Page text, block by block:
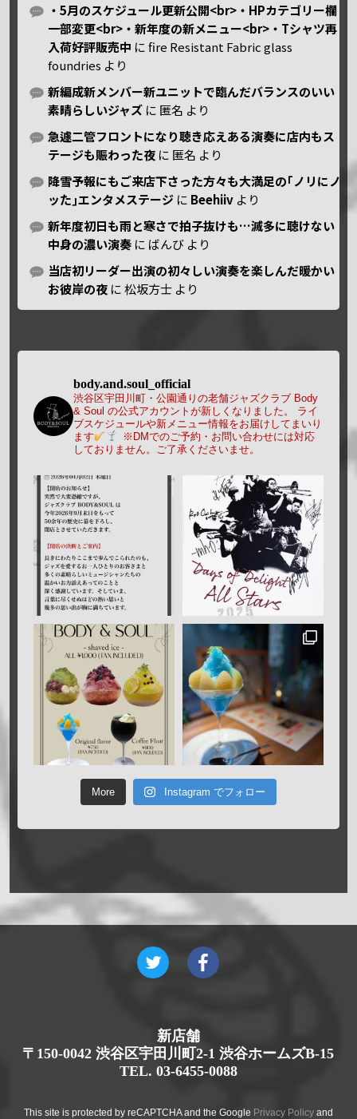
・5月のスケジュール更新公開<br>・HPカテゴリー欄
一部変更<br>・新年度の新メニュー<br>・Tシャツ再
入荷好評販売中 にfire Resistant Fabric glass
foundries より
新編成新メンバー新ユニットで臨んだバランスのいい
素晴らしいジャズ に 匿名 より
急遽二管フロントになり聴き応えある演奏に店内もス
テージも賑わった夜 に 匿名 より
降雪予報にもご来店下さった方々も大満足の｢ノリにノ
ッた｣エンタメステージ に Beehiiv より
新年度初日も雨と寒さで拍子抜けも…滅多に聴けない
中身の濃い演奏 に ばんび より
当店初リーダー出演の初々しい演奏を楽しんだ暖かい
お彼岸の夜 に松坂方士 より
body.and.soul_official
渋谷区宇田川町・公園通りの老舗ジャズクラブ Body
& Soul の公式アカウントが新しくなりました。
ライ
ブスケジュールや新メニュー情報をお届けしてまいり
ます
※DMでのご予約・お問い合わせには対応
しておりません。ご了承くださいませ。
More Instagram でフォロー
新店舗
〒150-0042 渋谷区宇田川町2-1 渋谷ホームズB-15
TEL. 03-6455-0088
This site is protected by reCAPTCHA and the Google Privacy Policyand